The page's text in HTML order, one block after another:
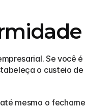
Se você
o custeio
mesmo o